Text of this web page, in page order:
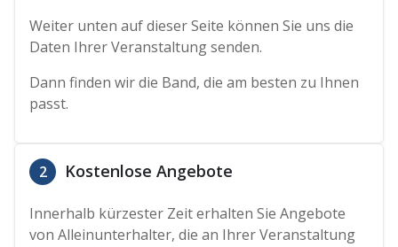
Weiter unten auf dieser Seite können Sie uns die
Daten Ihrer Veranstaltung senden.
Dann finden wir die Band, die am besten zu Ihnen
passt.
2 Kostenlose Angebote
Innerhalb kürzester Zeit erhalten Sie Angebote
von Alleinunterhalter, die an Ihrer Veranstaltung